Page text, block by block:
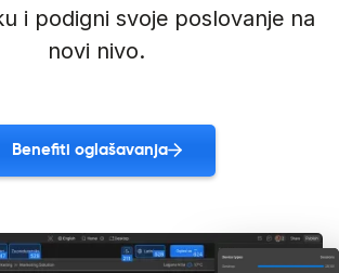
i podigni svoje poslovanje na
novi nivo.
Benefiti oglašavanja